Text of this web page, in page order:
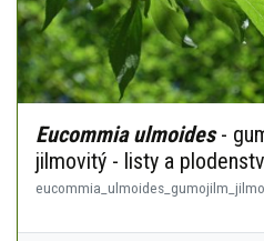
Eucommia ulmoides-
jilmovitý - listy a